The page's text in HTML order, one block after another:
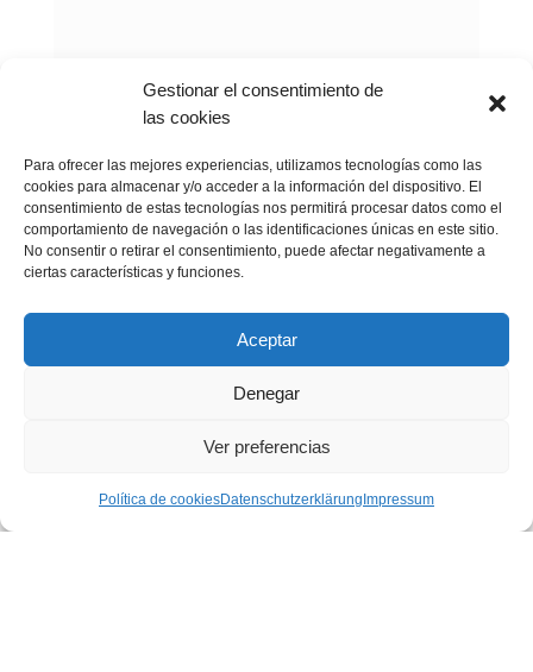
Gestionar el consentimiento de
las cookies
Para ofrecer las mejores experiencias, utilizamos tecnologías como las
cookies para almacenar y/o acceder a la información del dispositivo. El
consentimiento de estas tecnologías nos permitirá procesar datos como el
comportamiento de navegación o las identificaciones únicas en este sitio.
No consentir o retirar el consentimiento, puede afectar negativamente a
ciertas características y funciones.
Aceptar
Denegar
Ver preferencias
Política de cookiesDatenschutzerklärung Impressum